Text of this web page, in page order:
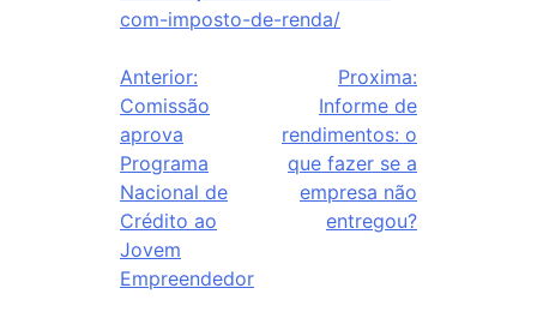
com-imposto-de-renda/
Anterior:
Comissão
aprova
Programa
Nacional de
Crédito ao
Jovem
Empreendedor
Proxima:
Informe de
rendimentos: o
que fazer se a
empresa não
entregou?